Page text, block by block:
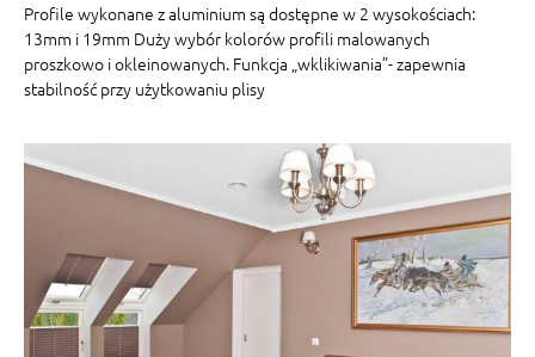
Profile wykonane z aluminium są dostępne w 2 wysokościach:
13mm i 19mm Duży wybór kolorów profili malowanych
proszkowo i okleinowanych. Funkcja „wklikiwania”- zapewnia
stabilność przy użytkowaniu plisy